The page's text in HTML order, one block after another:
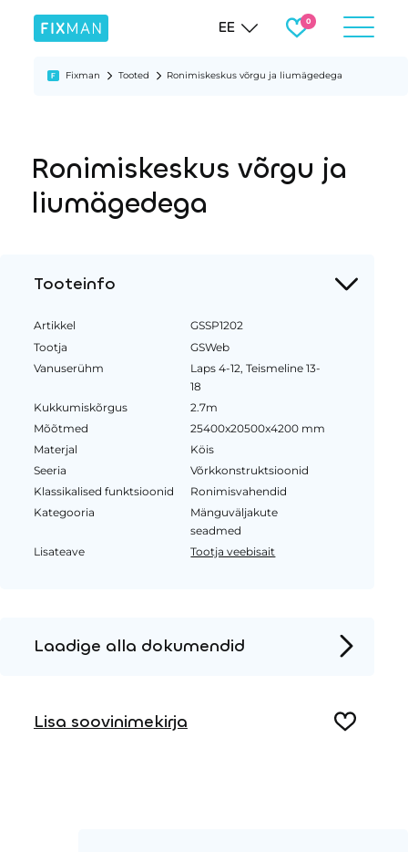
EE
Fixman Tooted Ronimiskeskus võrgu ja liumägedega
Ronimiskeskus võrgu ja
liumägedega
Tooteinfo
Artikkel
GSSP1202
Tootja
GSWeb
Vanuserühm
Laps 4-12, Teismeline 13-
18
Kukkumiskõrgus
2.7m
Mõõtmed
25400x20500x4200 mm
Materjal
Köis
Seeria
Võrkkonstruktsioonid
Klassikalised funktsioonid
Ronimisvahendid
Kategooria
Mänguväljakute
seadmed
Lisateave
Tootja veebisait
Laadige alla dokumendid
Lisa soovinimekirja